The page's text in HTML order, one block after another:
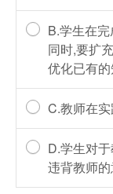
B.学生在
同时,要扩
优化已有的
C.教师在
D.学生对
违背教师的